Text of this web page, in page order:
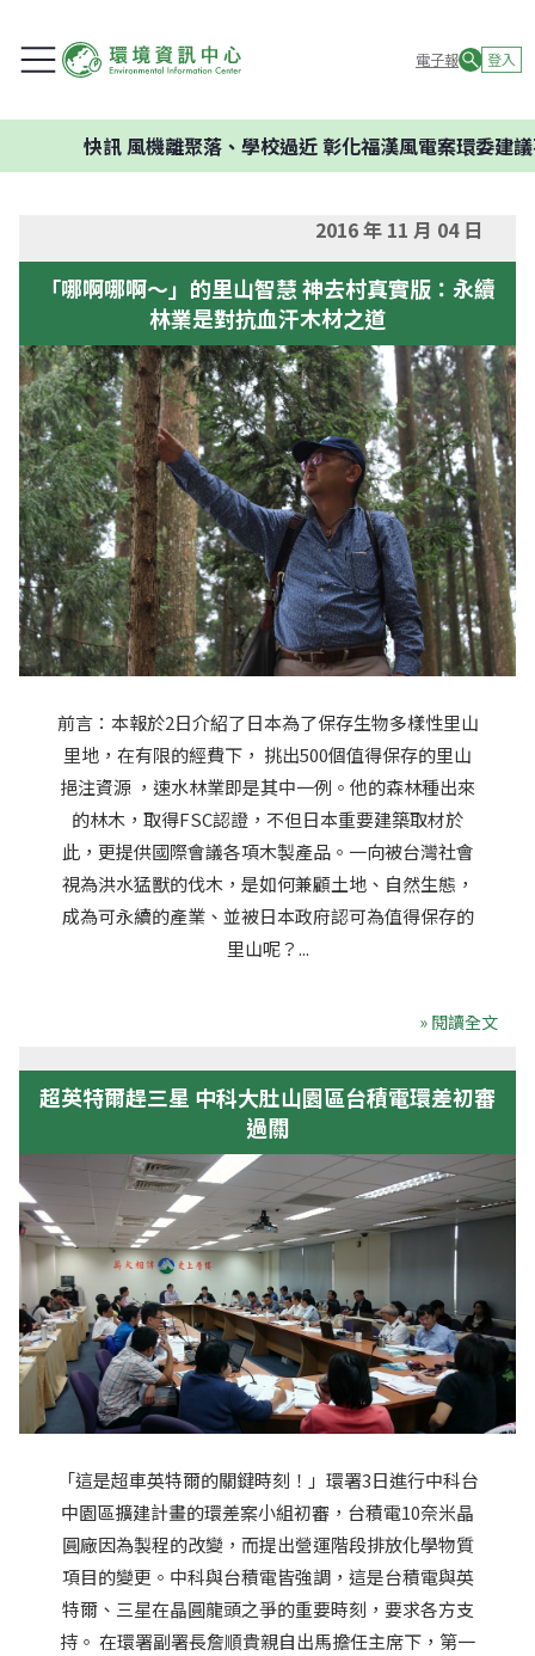
電子報 登入
風機離聚落、學校過近 彰化福漢風電案環委建議不應
2016 年 11 月 04 日
「哪啊哪啊～」的里山智慧 神去村真實版：永續
林業是對抗血汗木材之道
前言：本報於2日介紹了日本為了保存生物多樣性里山
里地，在有限的經費下， 挑出500個值得保存的里山
挹注資源 ，速水林業即是其中一例。他的森林種出來
的林木，取得FSC認證，不但日本重要建築取材於
此，更提供國際會議各項木製產品。一向被台灣社會
視為洪水猛獸的伐木，是如何兼顧土地、自然生態，
成為可永續的產業、並被日本政府認可為值得保存的
里山呢？...
» 閱讀全文
超英特爾趕三星 中科大肚山園區台積電環差初審
過關
「這是超車英特爾的關鍵時刻！」環署3日進行中科台
中園區擴建計畫的環差案小組初審，台積電10奈米晶
圓廠因為製程的改變，而提出營運階段排放化學物質
項目的變更。中科與台積電皆強調，這是台積電與英
特爾、三星在晶圓龍頭之爭的重要時刻，要求各方支
持。 在環署副署長詹順貴親自出馬擔任主席下，第一